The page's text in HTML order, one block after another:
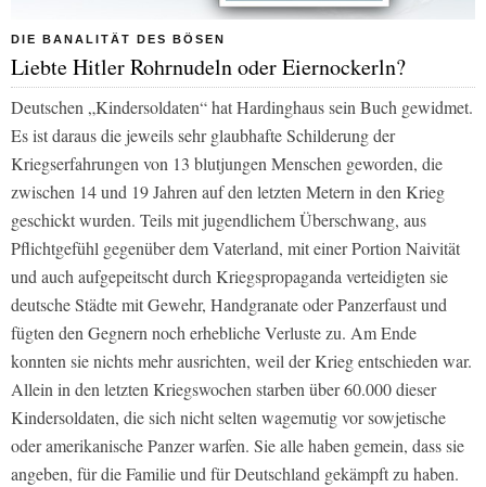
DIE BANALITÄT DES BÖSEN
Liebte Hitler Rohrnudeln oder Eiernockerln?
Deutschen „Kindersoldaten“ hat Hardinghaus sein Buch gewidmet.
Es ist daraus die jeweils sehr glaubhafte Schilderung der
Kriegserfahrungen von 13 blutjungen Menschen geworden, die
zwischen 14 und 19 Jahren auf den letzten Metern in den Krieg
geschickt wurden. Teils mit jugendlichem Überschwang, aus
Pflichtgefühl gegenüber dem Vaterland, mit einer Portion Naivität
und auch aufgepeitscht durch Kriegspropaganda verteidigten sie
deutsche Städte mit Gewehr, Handgranate oder Panzerfaust und
fügten den Gegnern noch erhebliche Verluste zu. Am Ende
konnten sie nichts mehr ausrichten, weil der Krieg entschieden war.
Allein in den letzten Kriegswochen starben über 60.000 dieser
Kindersoldaten, die sich nicht selten wagemutig vor sowjetische
oder amerikanische Panzer warfen. Sie alle haben gemein, dass sie
angeben, für die Familie und für Deutschland gekämpft zu haben.